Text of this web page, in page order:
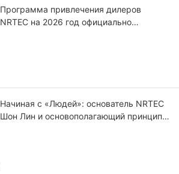
Программа привлечения дилеров
NRTEC на 2026 год официально
Начиная с «Людей»: основатель NRTEC
Шон Лин и основополагающий принцип